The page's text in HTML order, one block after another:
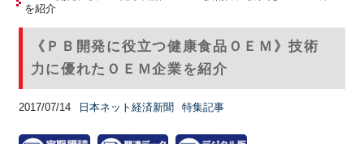
を紹介
《ＰＢ開発に役立つ健康食品ＯＥＭ》技術
力に優れたＯＥＭ企業を紹介
2017/07/14 日本ネット経済新聞 特集記事